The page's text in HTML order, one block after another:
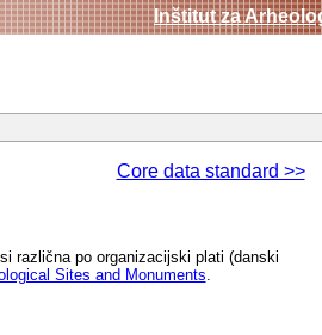
Inštitut za
Core data standard >>
različna po organizacijski plati (danski
Sites and Monuments